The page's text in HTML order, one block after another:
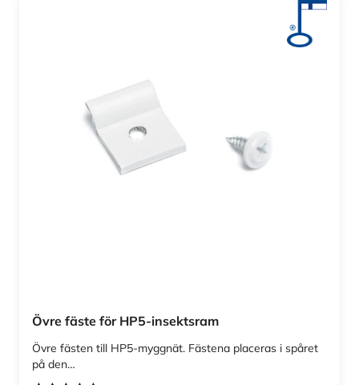
Övre fäste för HP5-insektsram
Övre fästen till HP5-myggnät. Fästena placeras i spåret
på den…